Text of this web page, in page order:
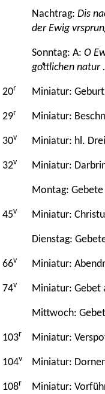
Nachtrag: Dis
der Ewig
Sonntag: A: O
goͤttlichen natur
20r Miniatur:
29r Miniatur:
30v Miniatur: hl.
32v Miniatur:
Montag: Gebete
45v Miniatur:
Dienstag:
66v Miniatur:
74v Miniatur: Gebet
Mittwoch:
103r Miniatur:
104v Miniatur:
108r Miniatur: